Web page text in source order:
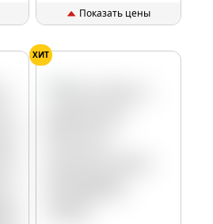
Показать цены
ХИТ